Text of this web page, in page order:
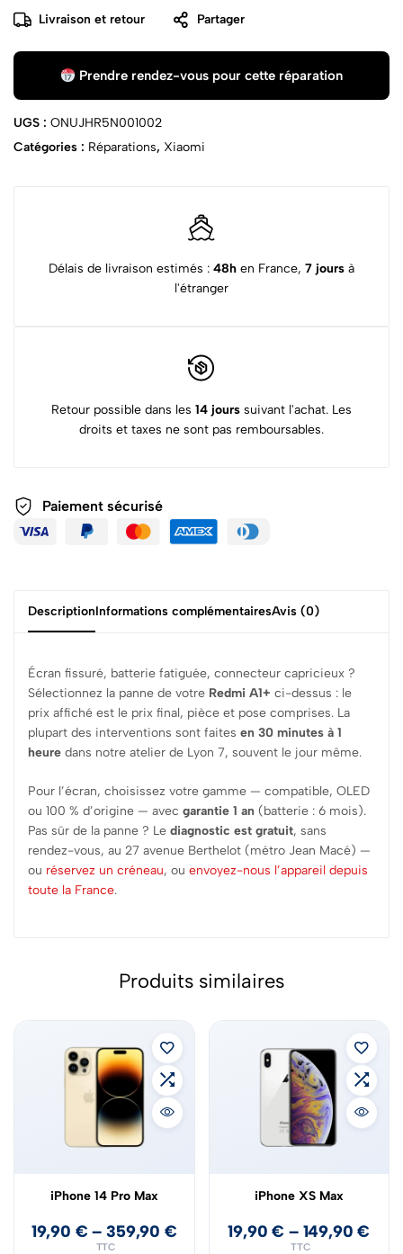
Livraison et retour Partager
Prendre rendez-vous pour cette réparation
UGS : ONUJHR5N001002
Catégories : Réparations, Xiaomi
Délais de livraison estimés : 48h en France, 7 jours à
l'étranger
Retour possible dans les 14 jours suivant l'achat. Les
droits et taxes ne sont pas remboursables.
Paiement sécurisé
DescriptionInformations complémentairesAvis (0)
Écran fissuré, batterie fatiguée, connecteur capricieux ?
Sélectionnez la panne de votre Redmi A1+ ci-dessus : le
prix affiché est le prix final, pièce et pose comprises. La
plupart des interventions sont faites en 30 minutes à 1
heure dans notre atelier de Lyon 7, souvent le jour même.
Pour l’écran, choisissez votre gamme — compatible, OLED
ou 100 % d’origine — avec garantie 1 an (batterie : 6 mois).
Pas sûr de la panne ? Le diagnostic est gratuit, sans
rendez-vous, au 27 avenue Berthelot (métro Jean Macé) —
ou réservez un créneau, ou envoyez-nous l’appareil depuis
toute la France.
Produits similaires
iPhone 14 Pro Max
19,90 € –359,90 €
TTC
iPhone XS Max
19,90€ – 149,90€
TTC